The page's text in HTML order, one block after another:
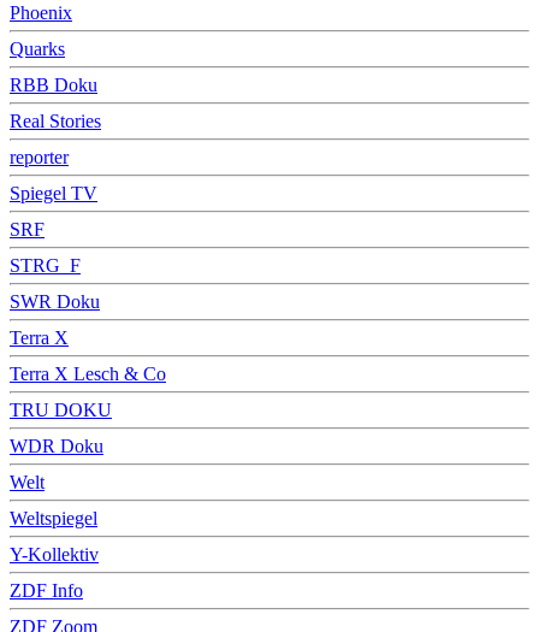
Phoenix
Quarks
RBB Doku
Real Stories
reporter
Spiegel TV
SRF
STRG_F
SWR Doku
Terra X
Terra X Lesch & Co
TRU DOKU
WDR Doku
Welt
Weltspiegel
Y-Kollektiv
ZDF Info
ZDF Zoom